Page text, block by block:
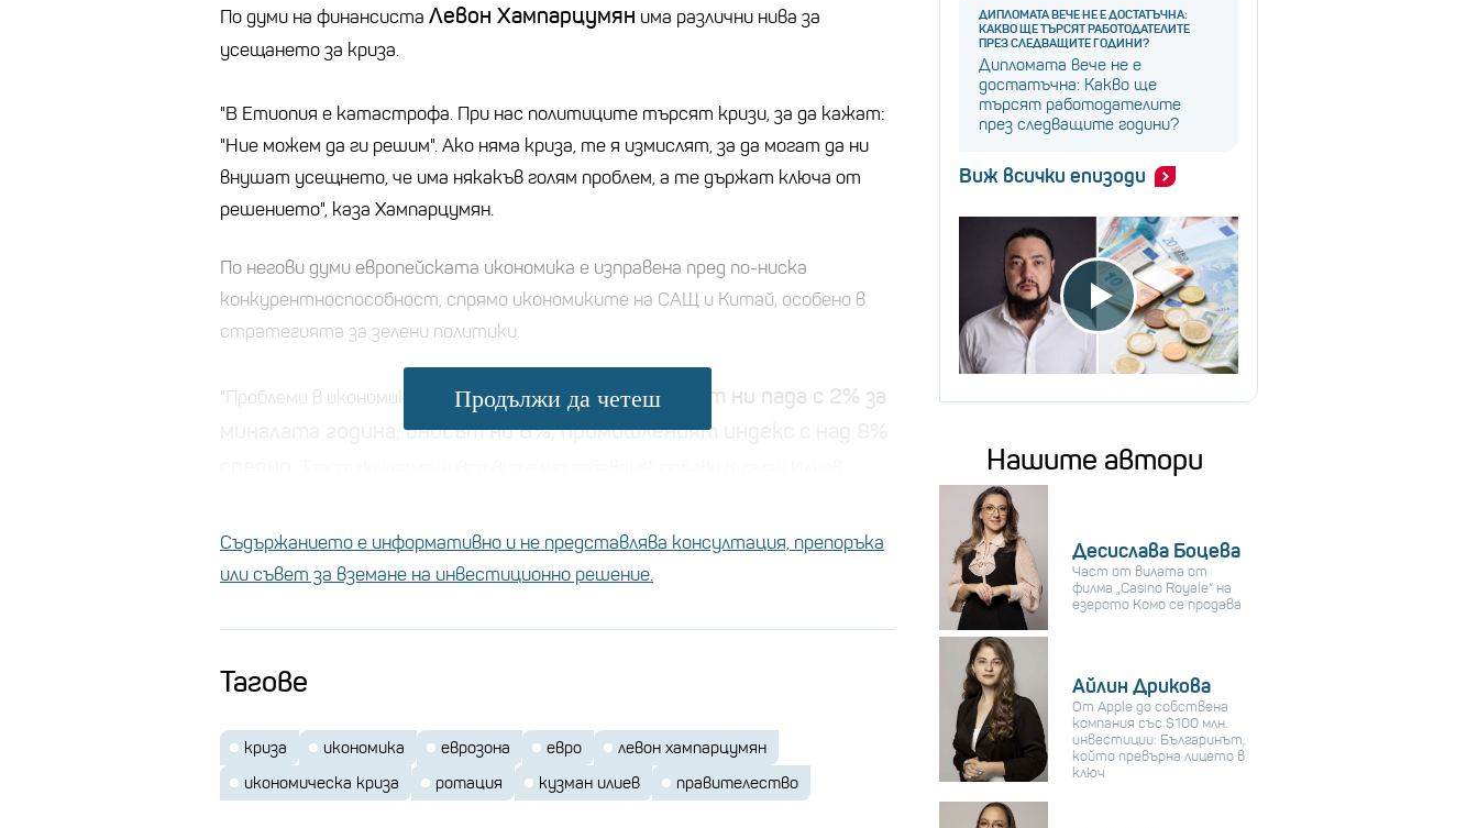
По думи на финансиста Левон Хампарцумян има различни нива за
усещането за криза.
"В Етиопия е катастрофа. При нас политиците търсят кризи, за да кажат:
"Ние можем да ги решим". Ако няма криза, те я измислят, за да могат да ни
внушат усещнето, че има някакъв голям проблем, а те държат ключа от
решението", каза Хампарцумян.
По негови думи европейската икономика е изправена пред по-ниска
конкурентноспособност, спрямо икономиките на САЩ и Китай, особено в
стратегията за зелени политики.
"Проблеми в икономиката има и това се вижда.Износът ни пада с 2% за
миналата година, вносът ни 6%, промишленият индекс с над 8%
Задава ли се нова финансова криза?
Действия на Уорън Бъфет будят тревожни опасения
Успя ли да ни доближи правителството доеврозоната
По думи на Илиев проблемът не е само инфлацията, която е 3,5 процентни
Продължи да четеш
Съдържанието е информативно и не представлява консултация, препоръка
или съвет за вземане на инвестиционно решение.
Тагове
криза икономика еврозона евро
левон хампарцумян
икономическа криза
ротация кузман илиев правителество
ДИПЛОМАТА ВЕЧЕ НЕ Е ДОСТАТЪЧНА:
КАКВО ЩЕ ТЪРСЯТ РАБОТОДАТЕЛИТЕ
ПРЕЗ СЛЕДВАЩИТЕ ГОДИНИ?
Дипломата вече не е
достатъчна: Какво ще
търсят работодателите
през следващите години?
Виж всички епизоди
Нашите автори
Десислава Боцева
Част от вилата от
филма „Casino Royale“ на
езерото Комо се продава
Айлин Дрикова
От Apple до собствена
компания със $100 млн.
инвестиции: Българинът,
който превърна лицето в
ключ